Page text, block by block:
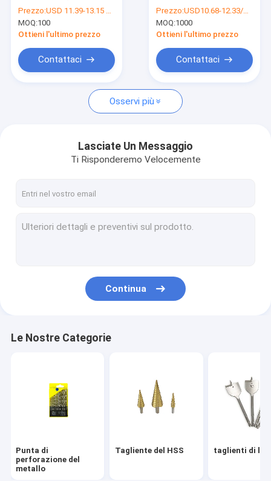
Richieda una citazione
Punta di perforazione del metallo
Tagliente del HSS
Diamond Core Bit
Taglienti delle mattonelle
Tampone a cuscinetti per lucidare bagnato
Diamond Concrete Saw Blade
Strumento di vetro delle tagliapiastrelle
Diamond Powder
Concretet Diamond
Wet della resina per
Prezzo:USD 11.39-13.15 Unit price
MOQ:100
Ottieni l'ultimo prezzo
Contattaci
Stonecraft del
legame della resina
asciugano il tampone
lucidare
Prezzo:USD10.68-12.33/piece
MOQ:1000
Ottieni l'ultimo prezzo
Contattaci
Osservi più
Lasciate Un Messaggio
Ti Risponderemo Velocemente
Continua
Le Nostre Categorie
Punta di
perforazione del
metallo
Tagliente del HSS taglienti di